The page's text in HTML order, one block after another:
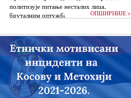
политизује питање несталих лица,
бруталним оптужбама на рачун Београда
жигоше...
ОПШИРНИЈЕ >